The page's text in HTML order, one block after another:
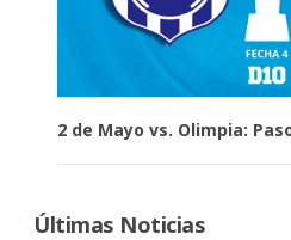
2 de Mayo vs. Olimpia:
Últimas Noticias